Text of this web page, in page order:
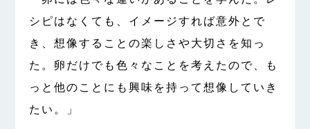
シピはなくても、イメージすれば意外とで
き、想像することの楽しさや大切さを知っ
た。卵だけでも色々なことを考えたので、も
っと他のことにも興味を持って想像していき
たい。」